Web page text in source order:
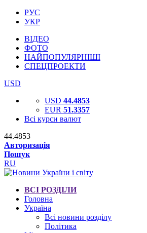
РУС
УКР
ВІДЕО
ФОТО
НАЙПОПУЛЯРНІШІ
СПЕЦПРОЕКТИ
USD
USD 44.4853
EUR 51.3357
Всі курси валют
44.4853
Авторизація
Пошук
RU
ВСІ РОЗДІЛИ
Головна
Україна
Всі новини розділу
Політика